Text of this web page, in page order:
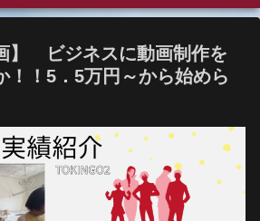
】 ビジネスに動画制作を
！！5．5万円～から始めら